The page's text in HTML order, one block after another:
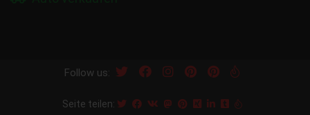
Follow us:
Seite teilen: